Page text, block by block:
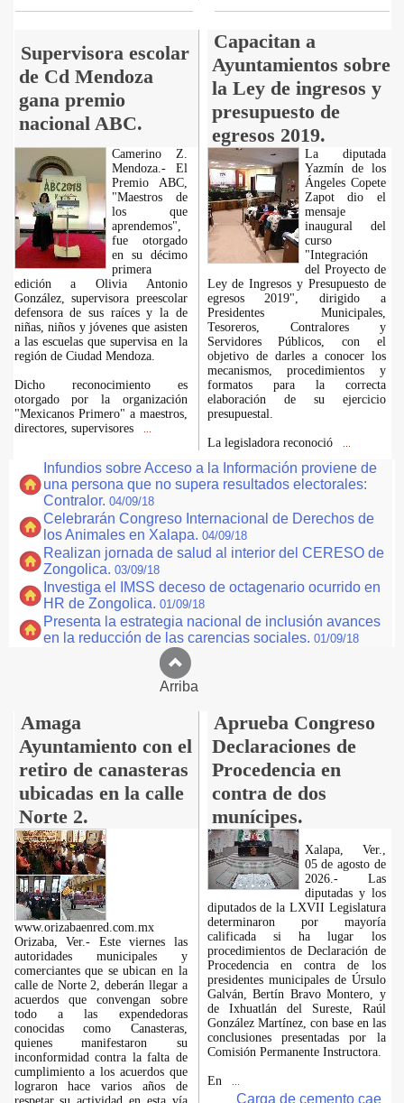
Supervisora escolar
de Cd Mendoza
gana premio
nacional ABC.
Capacitan a
Ayuntamientos sobre
la Ley de ingresos y
presupuesto de
egresos 2019.
Camerino Z.
Mendoza.- El
Premio ABC,
"Maestros de
los que
aprendemos",
fue otorgado
en su décimo
primera
edición a Olivia Antonio
González, supervisora preescolar
defensora de sus raíces y la de
niñas, niños y jóvenes que asisten
a las escuelas que supervisa en la
región de Ciudad Mendoza.
Dicho reconocimiento es
otorgado por la organización
"Mexicanos Primero" a maestros,
directores, supervisores
La diputada
Yazmín de los
Ángeles Copete
Zapot dio el
mensaje
inaugural del
curso
"Integración
del Proyecto de
Ley de Ingresos y Presupuesto de
egresos 2019", dirigido a
Presidentes Municipales,
Tesoreros, Contralores y
Servidores Públicos, con el
objetivo de darles a conocer los
mecanismos, procedimientos y
formatos para la correcta
elaboración de su ejercicio
presupuestal.
La legisladora reconoció
Infundios sobre Acceso a la Información proviene de
una persona que no supera resultados electorales:
Contralor. 04/09/18
Celebrarán Congreso Internacional de Derechos de
los Animales en Xalapa. 04/09/18
Realizan jornada de salud al interior del CERESO de
Zongolica. 03/09/18
Investiga el IMSS deceso de octagenario ocurrido en
HR de Zongolica. 01/09/18
Presenta la estrategia nacional de inclusión avances
en la reducción de las carencias sociales. 01/09/18
Arriba
Amaga
Ayuntamiento con el
retiro de canasteras
ubicadas en la calle
Norte 2.
Aprueba Congreso
Declaraciones de
Procedencia en
contra de dos
munícipes.
www.orizabaenred.com.mx
Orizaba, Ver.- Este viernes las
autoridades municipales y
comerciantes que se ubican en la
calle de Norte 2, deberán llegar a
acuerdos que convengan sobre
todo a las expendedoras
conocidas como Canasteras,
quienes manifestaron su
inconformidad contra la falta de
cumplimiento a los acuerdos que
lograron hace varios años de
Xalapa, Ver.,
05 de agosto de
2026.- Las
diputadas y los
diputados de la LXVII Legislatura
determinaron por mayoría
calificada si ha lugar los
procedimientos de Declaración de
Procedencia en contra de los
presidentes municipales de Úrsulo
Galván, Bertín Bravo Montero, y
de Ixhuatlán del Sureste, Raúl
González Martínez, con base en las
conclusiones presentadas por la
Comisión Permanente Instructora.
En
Carga de cemento cae